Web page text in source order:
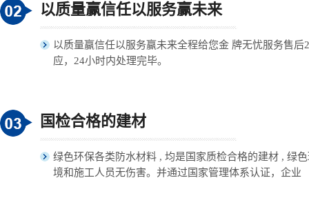
以质量赢信任以服务赢未来
以质量赢信任以服务赢未来全程给您金 牌无忧服务售后
应，24小时内处理完毕。
国检合格的建材
绿色环保各类防水材料 , 均是国家质检合格的建材 , 绿
境和施工人员无伤害。并通过国家管理体系认证，企业